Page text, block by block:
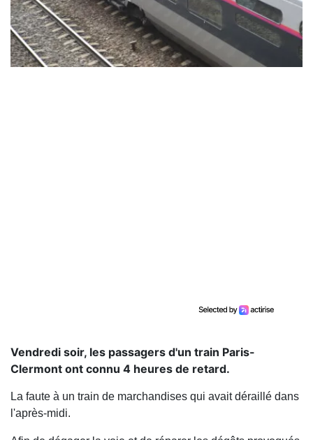
Vendredi soir, les passagers d'un train Paris-
Clermont ont connu 4 heures de retard.
La faute à un train de marchandises qui avait déraillé dans
l'après-midi.